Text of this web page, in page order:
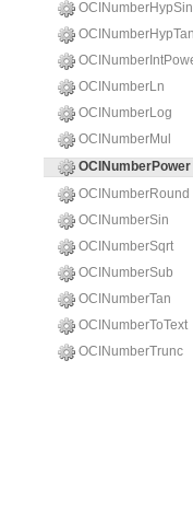
OCINumberHypSin
OCINumberHypTan
OCINumberLn
OCINumberLog
OCINumberMul
OCINumberPower
OCINumberRound
OCINumberSin
OCINumberSqrt
OCINumberSub
OCINumberTan
OCINumberToText
OCINumberTrunc